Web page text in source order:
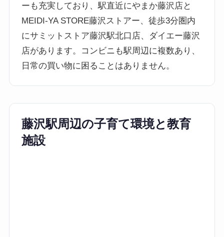
ーも充実しており、駅直近にやまか藤沢店と
MEIDI-YA STORE藤沢ストアー、徒歩3分圏内
にサミットストア藤沢駅北口店、ダイエー藤沢
店があります。コンビニも駅周辺に複数あり、
日常の買い物に困ることはありません。
藤沢駅周辺の子育て環境と教育
施設